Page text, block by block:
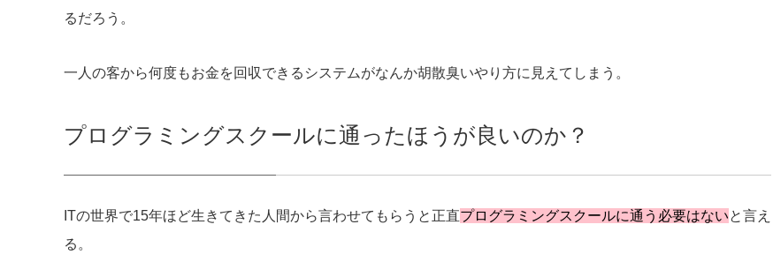
るだろう。
一人の客から何度もお金を回収できるシステムがなんか胡散臭いやり方に見えてしまう。
プログラミングスクールに通ったほうが良いのか？
ITの世界で15年ほど生きてきた人間から言わせてもらうと正直プログラミングスクールに通う必要はないと言え
る。